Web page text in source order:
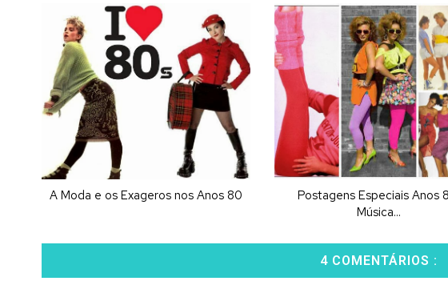
A Moda e os Exageros nos Anos 80
Postagens Especiais Anos
Música...
4 COMENTÁRIOS :